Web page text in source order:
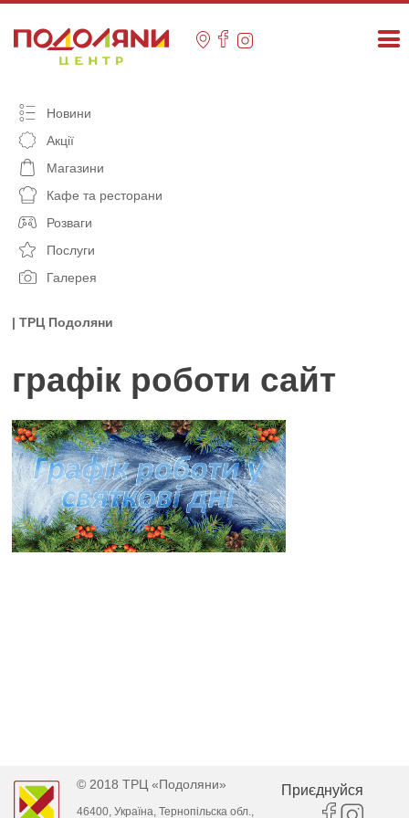
content
Новини
Акції
Магазини
Кафе та ресторани
Розваги
Послуги
Галерея
| ТРЦ Подоляни
графік роботи сайт
© 2018 ТРЦ «Подоляни»
46400, Україна, Тернопільска обл.,
Приєднуйся